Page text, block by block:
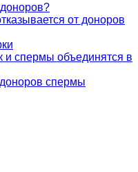
от доноров
и спермы объединятся в
доноров спермы